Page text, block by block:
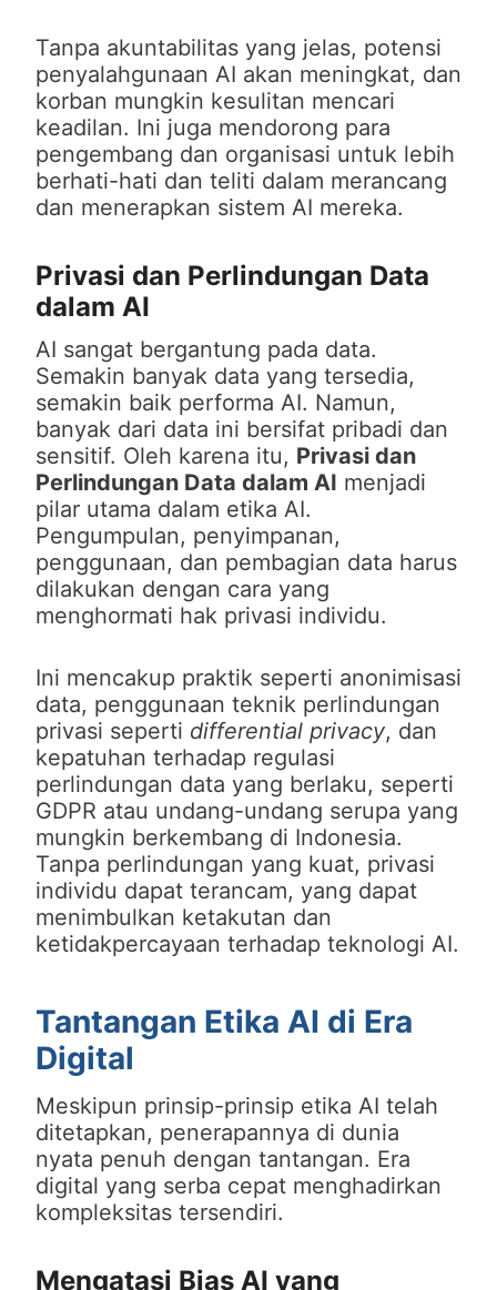
Tanpa akuntabilitas yang jelas, potensi
penyalahgunaan AI akan meningkat, dan
korban mungkin kesulitan mencari
keadilan. Ini juga mendorong para
pengembang dan organisasi untuk lebih
berhati-hati dan teliti dalam merancang
dan menerapkan sistem AI mereka.
Privasi dan Perlindungan Data
dalam AI
AI sangat bergantung pada data.
Semakin banyak data yang tersedia,
semakin baik performa AI. Namun,
banyak dari data ini bersifat pribadi dan
sensitif. Oleh karena itu, Privasi dan
Perlindungan Data dalam AI menjadi
pilar utama dalam etika AI.
Pengumpulan, penyimpanan,
penggunaan, dan pembagian data harus
dilakukan dengan cara yang
menghormati hak privasi individu.
Ini mencakup praktik seperti anonimisasi
data, penggunaan teknik perlindungan
privasi seperti differential privacy, dan
kepatuhan terhadap regulasi
perlindungan data yang berlaku, seperti
GDPR atau undang-undang serupa yang
mungkin berkembang di Indonesia.
Tanpa perlindungan yang kuat, privasi
individu dapat terancam, yang dapat
menimbulkan ketakutan dan
ketidakpercayaan terhadap teknologi AI.
Tantangan Etika AI di Era
Digital
Meskipun prinsip-prinsip etika AI telah
ditetapkan, penerapannya di dunia
nyata penuh dengan tantangan. Era
digital yang serba cepat menghadirkan
kompleksitas tersendiri.
Mengatasi Bias AI yang